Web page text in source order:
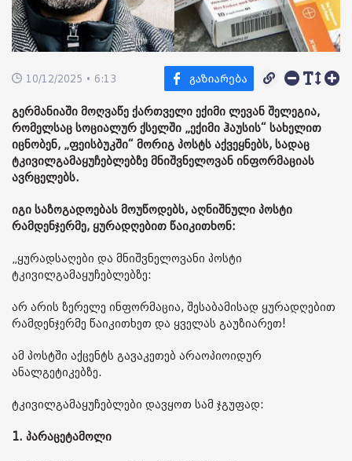
10/12/2025 • 6:13
გერმანიაში მოღვაწე ქართველი ექიმი ლევან შელეგია,
რომელსაც სოციალურ ქსელში „ექიმი ჰაუსის“ სახელით
იცნობენ, „ფეისბუკში“ მორიგ პოსტს აქვეყნებს, სადაც
ტკივილგამაყუჩებლებზე მნიშვნელოვან ინფორმაციას
ავრცელებს.
იგი საზოგადოებას მოუწოდებს, აღნიშნული პოსტი
რამდენჯერმე, ყურადღებით წაიკითხონ:
„ყურადსაღები და მნიშვნელოვანი პოსტი
ტკივილგამაყუჩებლებზე:
არ არის ზერელე ინფორმაცია, შესაბამისად ყურადღებით
რამდენჯერმე წაიკითხეთ და ყველას გაუზიარეთ!
ამ პოსტში აქცენტს გავაკეთებ არაოპიოიდურ
ანალგეტიკებზე.
ტკივილგამაყუჩებლები დავყოთ სამ ჯგუფად:
1. პარაცეტამოლი